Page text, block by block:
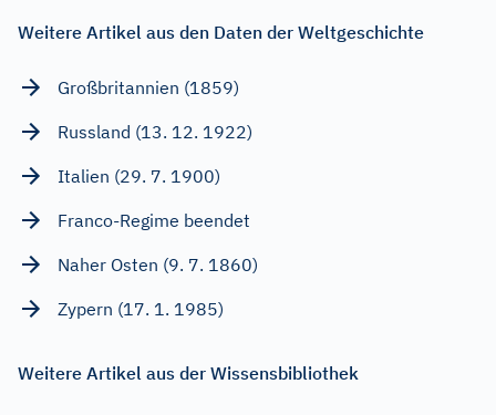
Weitere Artikel aus den Daten der Weltgeschichte
Großbritannien (1859)
Russland (13. 12. 1922)
Italien (29. 7. 1900)
Franco-Regime beendet
Naher Osten (9. 7. 1860)
Zypern (17. 1. 1985)
Weitere Artikel aus der Wissensbibliothek